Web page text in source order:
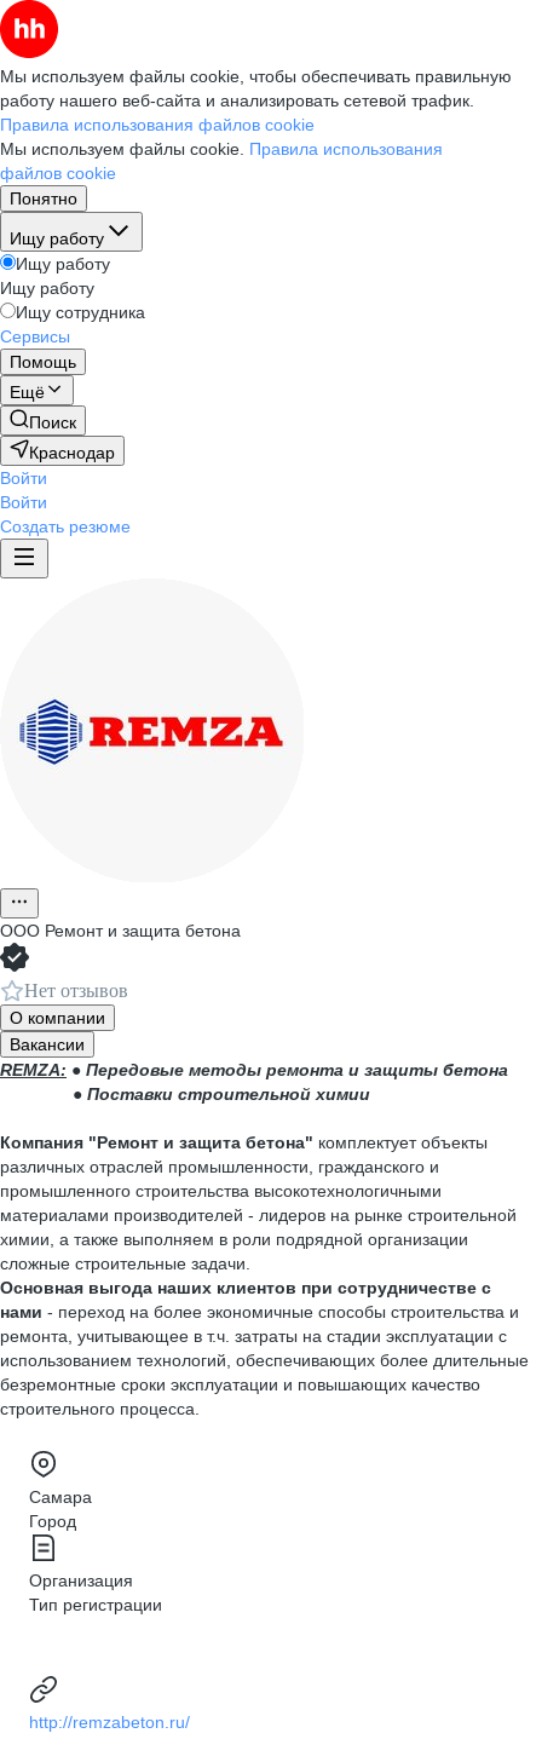
Мы используем файлы cookie, чтобы обеспечивать правильную
работу нашего веб-сайта и анализировать сетевой трафик.
Правила использования файлов cookie
Мы используем файлы cookie. Правила использования
файлов cookie
Понятно
Ищу работу
Ищу работу
Ищу работу
Ищу сотрудника
Сервисы
Помощь
Ещё
Поиск
Краснодар
Войти
Войти
Создать резюме
ООО Ремонт и защита бетона
Нет отзывов
О компании
Вакансии
REMZA: ● Передовые методы ремонта и защиты бетона
● Поставки строительной химии
Компания "Ремонт и защита бетона" комплектует объекты
различных отраслей промышленности, гражданского и
промышленного строительства высокотехнологичными
материалами производителей - лидеров на рынке строительной
химии, а также выполняем в роли подрядной организации
сложные строительные задачи.
Основная выгода наших клиентов при сотрудничестве с
нами - переход на более экономичные способы строительства и
ремонта, учитывающее в т.ч. затраты на стадии эксплуатации с
использованием технологий, обеспечивающих более длительные
безремонтные сроки эксплуатации и повышающих качество
строительного процесса.
Самара
Город
Организация
Тип регистрации
http://remzabeton.ru/